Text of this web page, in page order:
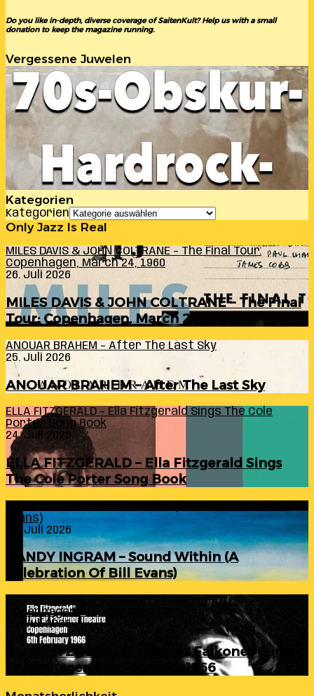
Do you like in-depth, diverse coverage of SaitenKult? Help us with a small
donation to keep the magazine running.
Vergessene Juwelen
Kategorien
Kategorien
Only Jazz Is Real
MILES DAVIS & JOHN COLTRANE – The Final Tour:
Copenhagen, March 24, 1960
26. Juli 2026
MILES DAVIS & JOHN COLTRANE – The Final
Tour: Copenhagen, March 24, 1960
ANOUAR BRAHEM – After The Last Sky
25. Juli 2026
ANOUAR BRAHEM – After The Last Sky
ELLA FITZGERALD – Ella Fitzgerald Sings The Cole
Porter Song Book
24. Juli 2026
ELLA FITZGERALD – Ella Fitzgerald Sings
The Cole Porter Song Book
Evans)
24. Juli 2026
RANDY INGRAM – Sound Within (A
Celebration Of Bill Evans)
ELLA FITZGERALD – Live At Falkoner Centre
Copenhagen 6th February 1966
23. Juli 2026
ELLA FITZGERALD – Live At Falkoner Centre
Copenhagen 6th February 1966